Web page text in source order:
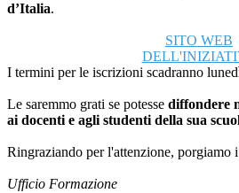
d’Italia.
SITO WEB
I termini per le iscrizioni scadranno
Le saremmo grati se potesse diffondere
ai docenti e agli studenti della sua
Ringraziando per l'attenzione, porgiamo
Ufficio Formazione